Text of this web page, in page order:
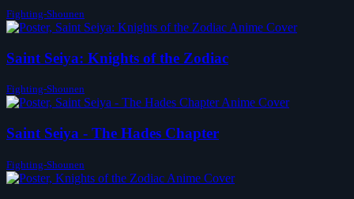
Fighting-Shounen
Saint Seiya: Knights of the Zodiac
Fighting-Shounen
Saint Seiya - The Hades Chapter
Fighting-Shounen